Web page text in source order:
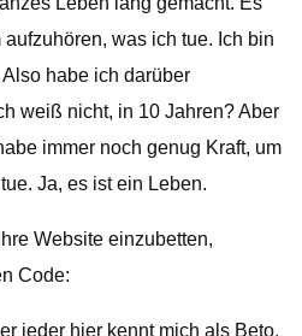
was ich tue. Ich bin
habe ich darüber
weiß nicht, in 10 Jahren? Aber
immer noch genug Kraft, um
Ja, es ist ein Leben.
Website einzubetten,
Code:
jeder hier kennt mich als Beto.